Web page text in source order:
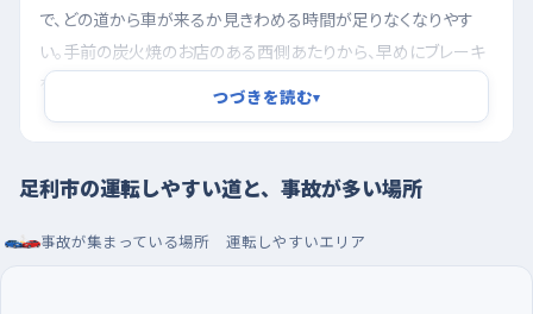
で、どの道から車が来るか見きわめる時間が足りなくなりやす
い。手前の炭火焼のお店のある西側あたりから、早めにブレーキ
を踏んでおくつもりで近づいてください。もう一つは山下町の山
前小学校西交差点で、ここは平坦でまっすぐ、しかも信号がない
ぶんスピードが乗りやすく、北東のスーパーに出入りする車が横
から入ってきます。買い物の車は駐車場の出口に気を取られてい
アクセルをゆるめておくと安心です。
つづきを読む▾
足利市の運転しやすい道と、事故が多い場所
事故が集まっている場所 運転しやすいエリア